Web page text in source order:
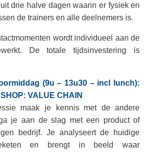
drie halve dagen waarin er fysiek en
de trainers en alle deelnemers is.
wordt individueel aan de
De totale tijdsinvestering is
(9u – 13u30 – incl lunch):
VALUE CHAIN
maak je kennis met de andere
je aan de slag met een product of
bedrijf. Je analyseert de huidige
en brengt in beeld waar